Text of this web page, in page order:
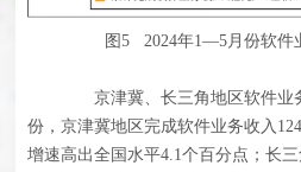
图5 2024年1—5月份软件
京津冀、长三角地区软件业
份，京津冀地区完成软件业务收入
增速高出全国水平4.1个百分点；长